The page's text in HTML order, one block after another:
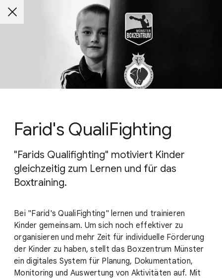
Farid's QualiFighting
"Farids Qualifighting" motiviert Kinder
gleichzeitig zum Lernen und für das
Boxtraining.
Bei "Farid's QualiFighting" lernen und trainieren
Kinder gemeinsam. Um sich noch effektiver zu
organisieren und mehr Zeit für individuelle Förderung
der Kinder zu haben, stellt das Boxzentrum Münster
ein digitales System für Planung, Dokumentation,
Monitoring und Auswertung von Aktivitäten auf. Mit